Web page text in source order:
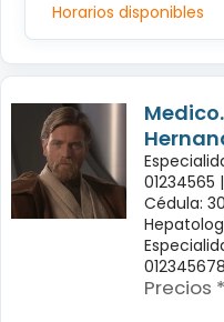
Horarios disponibles
01234565 |
Cédula:
Precios